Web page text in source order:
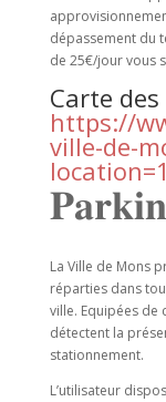
dépassement du
de 25€/jour vous
Carte
https://
ville-de-
La Ville de Mons
réparties dans
ville. Equipées de
détectent la
stationnement.
L’utilisateur